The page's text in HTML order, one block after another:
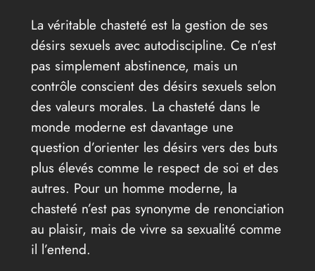
La véritable chasteté est la gestion de ses
désirs sexuels avec autodiscipline. Ce n’est
pas simplement abstinence, mais un
contrôle conscient des désirs sexuels selon
des valeurs morales. La chasteté dans le
monde moderne est davantage une
question d’orienter les désirs vers des buts
plus élevés comme le respect de soi et des
autres. Pour un homme moderne, la
chasteté n’est pas synonyme de renonciation
au plaisir, mais de vivre sa sexualité comme
il l’entend.